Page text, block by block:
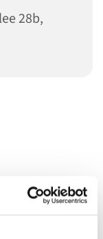
28b,